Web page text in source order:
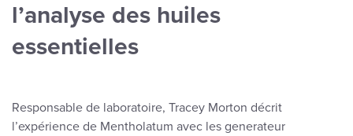
l’analyse des huiles
essentielles
Responsable de laboratoire, Tracey Morton décrit
l’expérience de Mentholatum avec les generateur